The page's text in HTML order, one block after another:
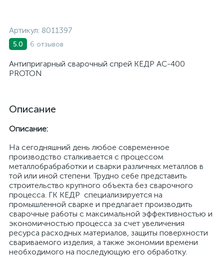
Артикул: 8011397
5.0 6 отзывов
Антипригарный сварочный спрей КЕДР АС-400
PROTON
Описание
Описание:
На сегодняшний день любое современное
производство сталкивается с процессом
металлобрабработки и сварки различных металлов в
той или иной степени. Трудно себе представить
строительство крупного объекта без сварочного
процесса. ГК КЕДР специализируется на
промышленной сварке и предлагает производить
сварочные работы с максимальной эффективностью и
экономичностью процесса за счет увеличения
ресурса расходных материалов, защиты поверхности
свариваемого изделия, а также экономии времени
необходимого на последующую его обработку.